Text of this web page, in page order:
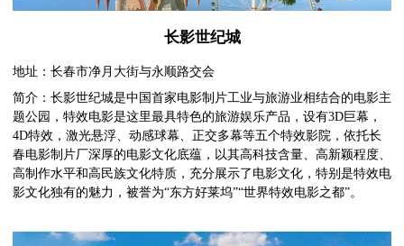
长影世纪城
地址：长春市净月大街与永顺路交会
简介：长影世纪城是中国首家电影制片工业与旅游业相结合的电影主
题公园，特效电影是这里最具特色的旅游娱乐产品，设有3D巨幕，
4D特效，激光悬浮、动感球幕、正交多幕等五个特效影院，依托长
春电影制片厂深厚的电影文化底蕴，以其高科技含量、高新颖程度、
高制作水平和高民族文化特质，充分展示了电影文化，特别是特效电
影文化独有的魅力，被誉为“东方好莱坞”“世界特效电影之都”。